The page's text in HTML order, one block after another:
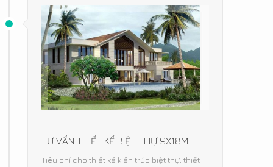
TƯ VẤN THIẾT KẾ BIỆT THỰ 9X18M
Tiêu chí cho thiết kế kiến trúc biệt thự, thiết